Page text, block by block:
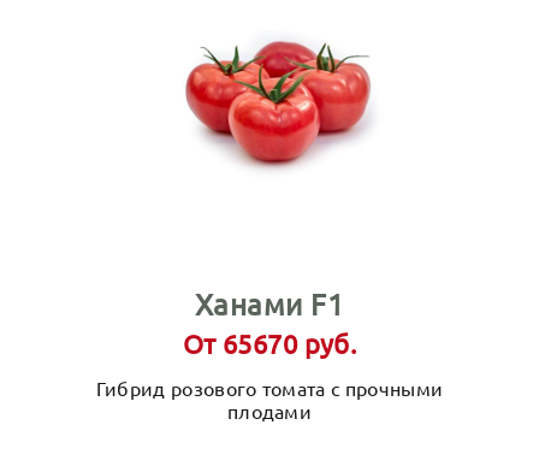
Ханами F1
От 65670 руб.
Гибрид розового томата с прочными
плодами